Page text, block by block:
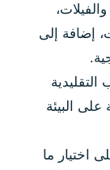
إضافة إلى
البيئة
اختيار ما